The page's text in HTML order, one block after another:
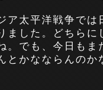
ア太平洋戦争で
ました。どちら
。でも、今日も
とかなならんの